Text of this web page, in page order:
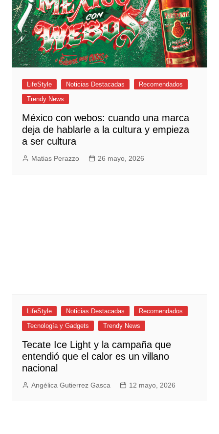
LifeStyle Noticias Destacadas
Recomendados
Trendy News
México con webos: cuando una marca
deja de hablarle a la cultura y empieza
a ser cultura
Matias Perazzo 26 mayo, 2026
LifeStyle Noticias Destacadas
Recomendados
Tecnología y Gadgets
Trendy News
Tecate Ice Light y la campaña que
entendió que el calor es un villano
nacional
Angélica Gutierrez Gasca 12 mayo, 2026